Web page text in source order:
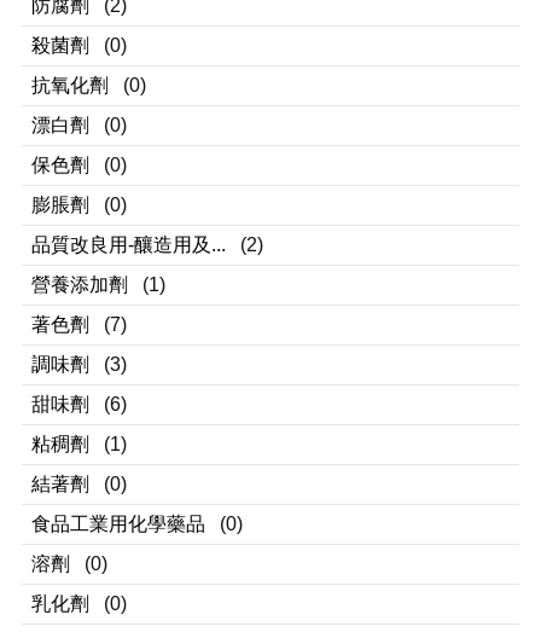
防腐劑
(2)
殺菌劑
(0)
抗氧化劑
(0)
漂白劑
(0)
保色劑
(0)
膨脹劑
(0)
品質改良用-釀造用及...
(2)
營養添加劑
(1)
著色劑
(7)
調味劑
(3)
甜味劑
(6)
粘稠劑
(1)
結著劑
(0)
食品工業用化學藥品
(0)
溶劑
(0)
乳化劑
(0)